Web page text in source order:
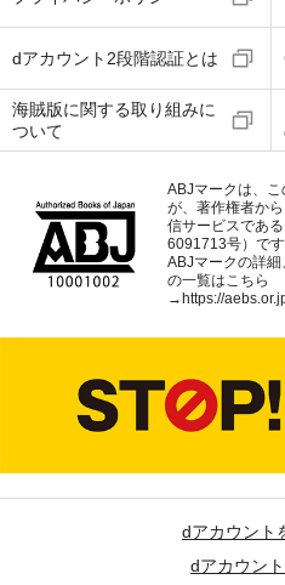
dアカウント2段階認証とは
海賊版に関する取り組みに
ついて
ABJマークは、
が、著作権者か
信サービスであ
6091713号）です
ABJマークの詳
の一覧はこちら
→https://
dアカウント
dアカウン